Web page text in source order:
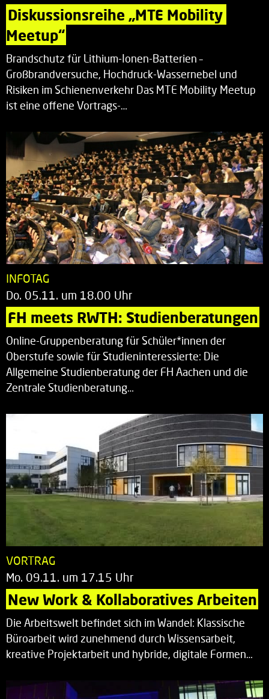
Diskussionsreihe „MTE Mobility
Meetup“
Brandschutz für Lithium-Ionen-Batterien –
Großbrandversuche, Hochdruck-Wassernebel und
Risiken im Schienenverkehr Das MTE Mobility Meetup
ist eine offene Vortrags-…
INFOTAG
Do. 05.11. um 18.00 Uhr
FH meets RWTH: Studienberatungen
Online-Gruppenberatung für Schüler*innen der
Oberstufe sowie für Studieninteressierte: Die
Allgemeine Studienberatung der FH Aachen und die
Zentrale Studienberatung…
VORTRAG
Mo. 09.11. um 17.15 Uhr
New Work & Kollaboratives Arbeiten
Die Arbeitswelt befindet sich im Wandel: Klassische
Büroarbeit wird zunehmend durch Wissensarbeit,
kreative Projektarbeit und hybride, digitale Formen…